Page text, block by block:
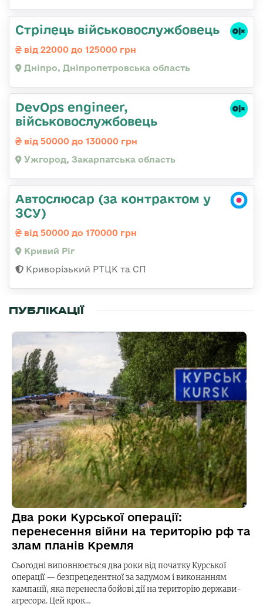
Стрілець військовослужбовець
від 22000 до 125000 грн
Дніпро, Дніпропетровська область
DevOps engineer,
військовослужбовець
від 50000 до 130000 грн
Ужгород, Закарпатська область
Автослюсар (за контрактом у
ЗСУ)
від 50000 до 170000 грн
Кривий Ріг
Криворізький РТЦК та СП
ПУБЛІКАЦІЇ
Два роки Курської операції:
перенесення війни на територію рф та
злам планів Кремля
Сьогодні виповнюється два роки від початку Курської
операції — безпрецедентної за задумом і виконанням
кампанії, яка перенесла бойові дії на територію держави-
агресора. Цей крок…